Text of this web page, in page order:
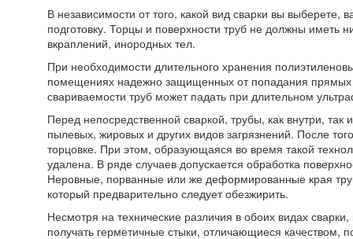
В независимости от того, какой вид сварки вы выберете,
подготовку. Торцы и поверхности труб не должны иметь
вкраплений, инородных тел.
При необходимости длительного хранения
помещениях надежно защищенных от попадания прямых
свариваемости труб может падать при длительном
Перед непосредственной сваркой, трубы, как внутри,
пылевых, жировых и других видов загрязнений. После
торцовке. При этом, образующаяся во время такой
удалена. В ряде случаев допускается обработка
Неровные, порванные или же деформированные края
который предварительно следует обезжирить.
Несмотря на технические различия в обоих видах
получать герметичные стыки, отличающиеся качеством,